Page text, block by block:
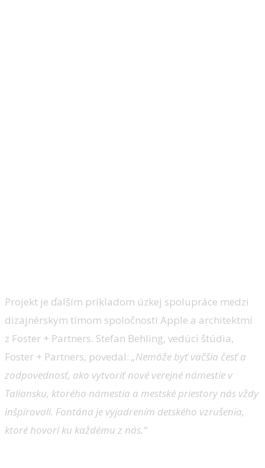
Projekt je ďalším príkladom úzkej spolupráce medzi
dizajnérskym tímom spoločnosti Apple a architektmi
z Foster + Partners. Stefan Behling, vedúci štúdia,
Foster + Partners, povedal: „Nemôže byť väčšia česť a
zodpovednosť, ako vytvoriť nové verejné námestie v
Taliansku, ktorého námestia a mestské priestory nás vždy
inšpirovali. Fontána je vyjadrením detského vzrušenia,
ktoré hovorí ku každému z nás.“